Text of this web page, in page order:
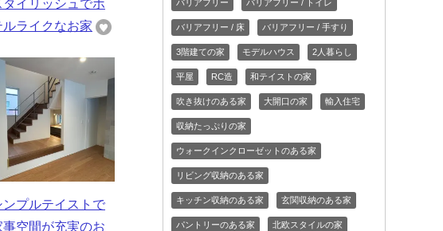
タイリッシュでホ
ルライクなお家
ンプルテイストで
事空間が充実のお
バリアフリー バリアフリー / トイレ
バリアフリー / 床 バリアフリー / 手すり
3階建ての家 モデルハウス 2人暮らし
平屋 RC造 和テイストの家
吹き抜けのある家 大開口の家 輸入住宅
収納たっぷりの家
ウォークインクローゼットのある家
リビング収納のある家
キッチン収納のある家 玄関収納のある家
パントリーのある家 北欧スタイルの家